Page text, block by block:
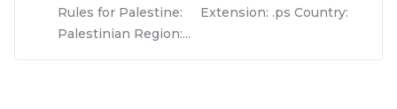
Rules for Palestine: Extension: .ps Country:
Palestinian Region:...